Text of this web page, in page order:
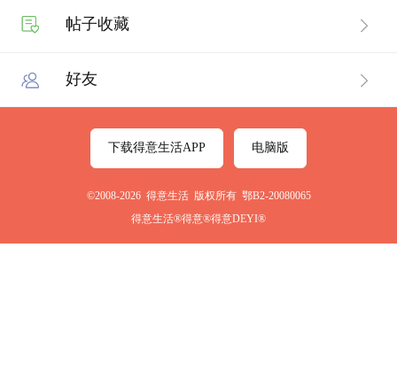
帖子收藏
好友
下载得意生活APP 电脑版
©2008-2026 得意生活 版权所有 鄂B2-20080065
得意生活®得意®得意DEYI®